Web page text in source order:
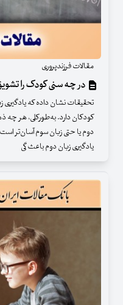
مقالات فرزندپروری
در چه سنی کودک را
تحقیقات نشان داده که یادگیری
کودکان دارد. به‌طورکلی، هر چه
دوم یا حتی زبان سوم آسان‌تر
یادگیری زبان دوم باعث گی